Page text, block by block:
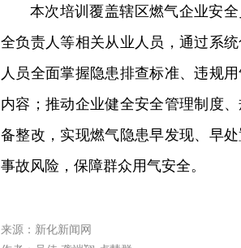
本次培训覆盖辖区燃气企业安
全负责人等相关从业人员，通过系
人员全面掌握隐患排查标准、违规
内容；推动企业健全安全管理制度
备整改，实现燃气隐患早发现、早
事故风险，保障群众用气安全。
来源：新化新闻网